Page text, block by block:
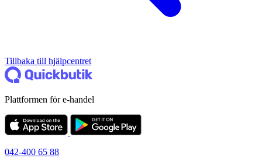
Tillbaka till hjälpcentret
Plattformen för e-handel
042-400 65 88